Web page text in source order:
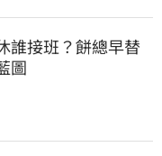
誰接班？餅總早替
圖